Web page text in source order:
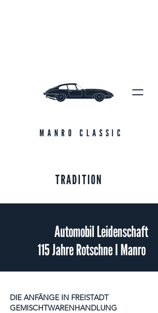
MANRO CLASSIC
TRADITION
Automobil Leidenschaft
115 Jahre Rotschne I Manro
DIE ANFÄNGE IN FREISTADT
GEMISCHTWARENHANDLUNG